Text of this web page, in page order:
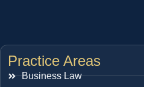
Practice Areas
Business Law